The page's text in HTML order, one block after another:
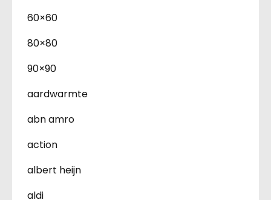
60×60
80×80
90×90
aardwarmte
abn amro
action
albert heijn
aldi